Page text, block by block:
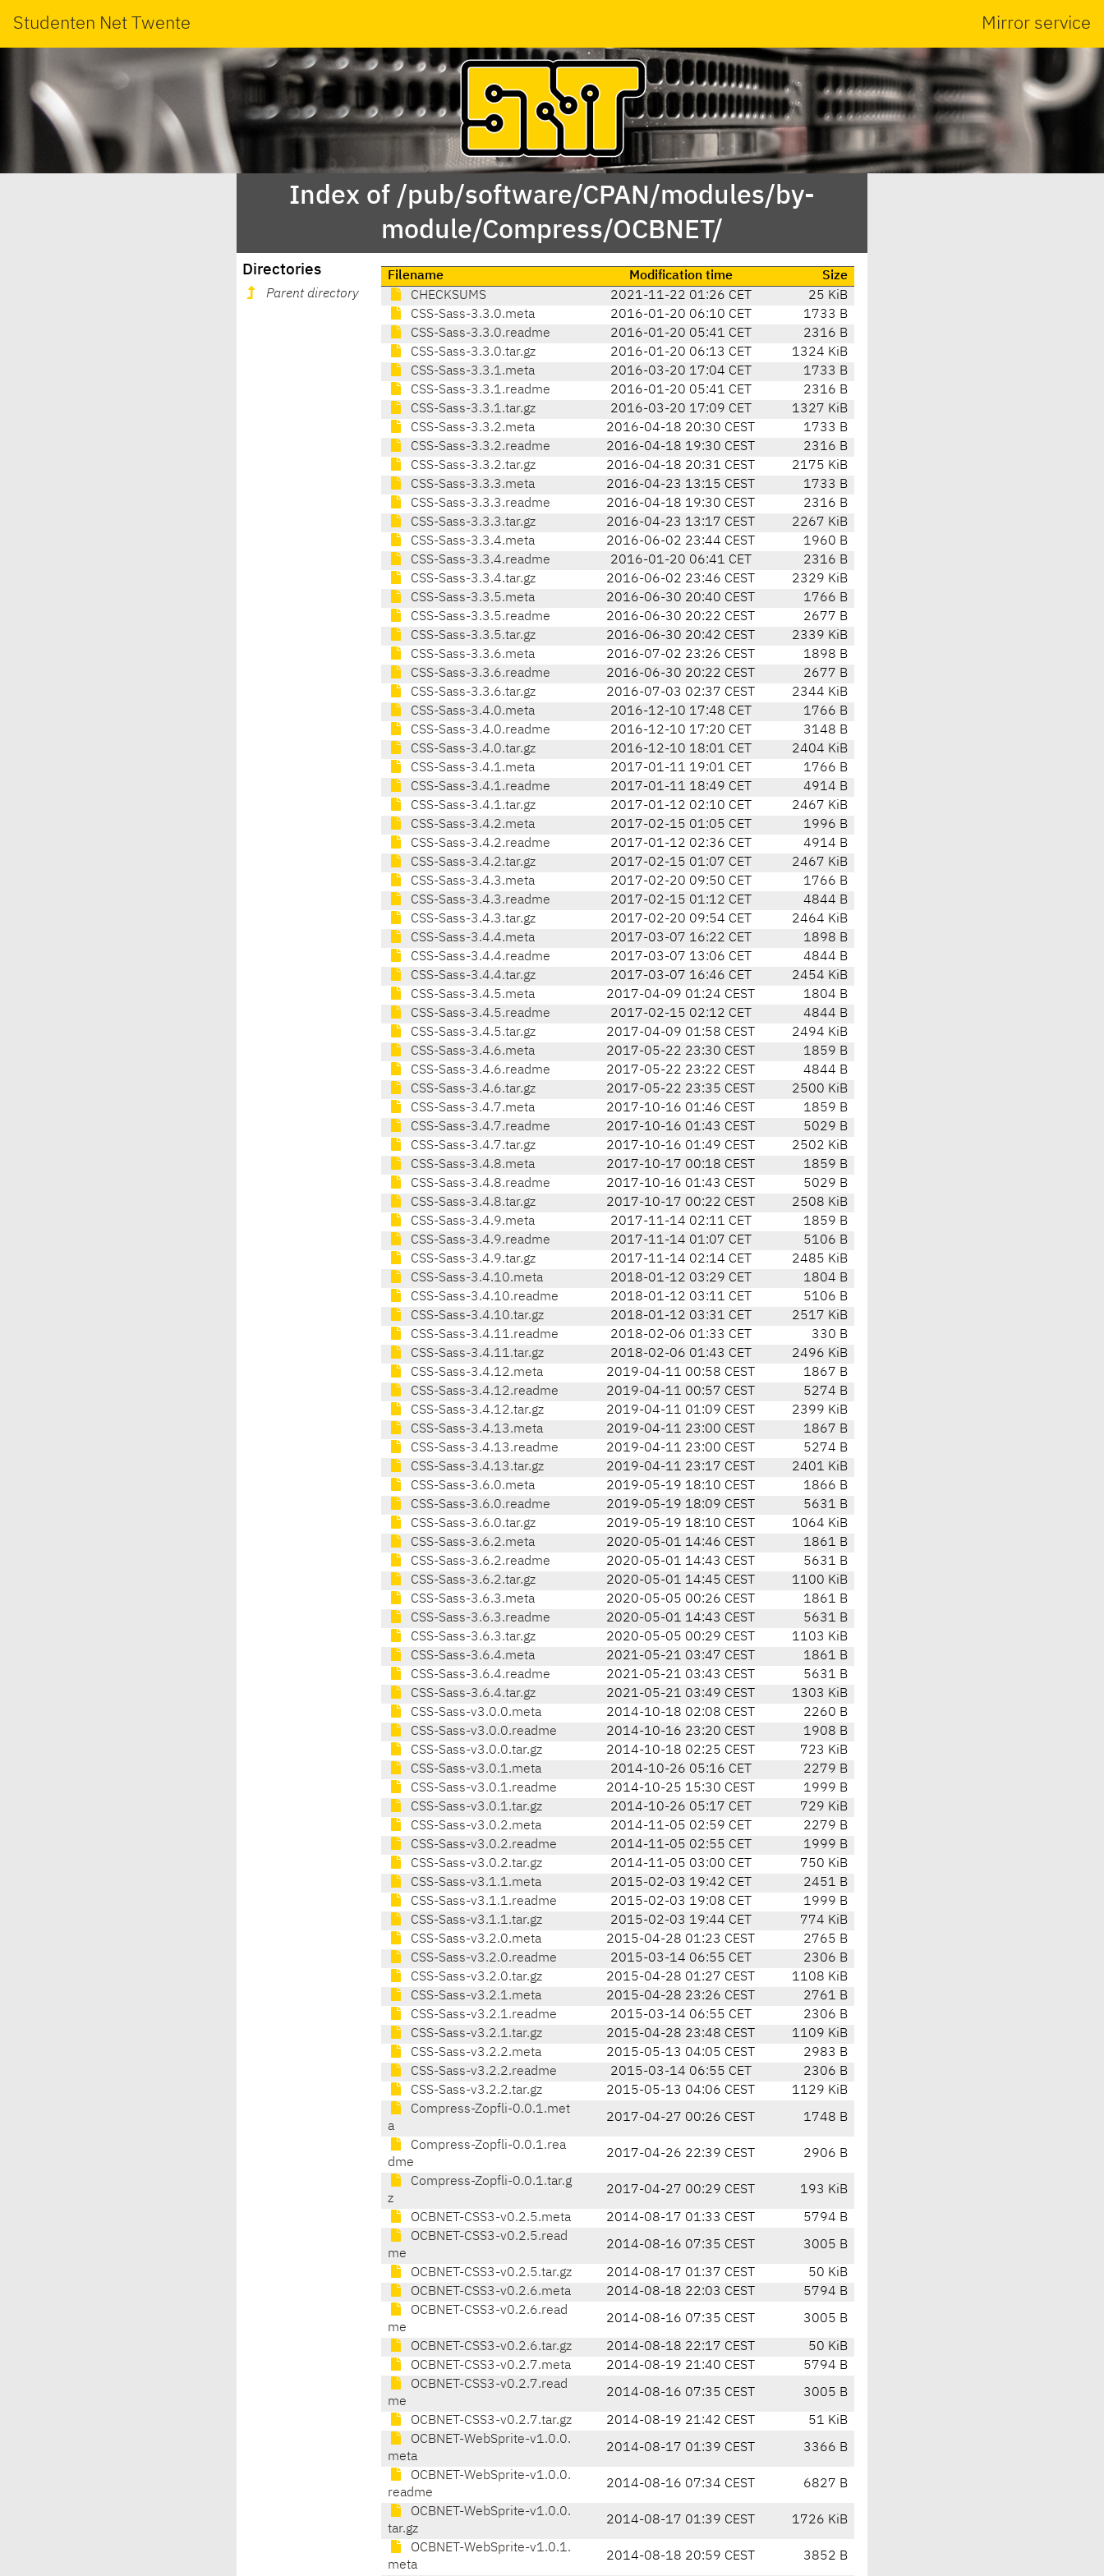
Studenten Net Twente Mirror service
Index of /pub/software/CPAN/modules/by-
module/Compress/OCBNET/
Directories
Parent directory
Filename Modification time
Size
CHECKSUMS
2021-11-22 01:26 CET
25 KiB
CSS-Sass-3.3.0.meta
2016-01-20 06:10 CET
1733 B
CSS-Sass-3.3.0.readme
2016-01-20 05:41 CET
2316 B
CSS-Sass-3.3.0.tar.gz
2016-01-20 06:13 CET
1324 KiB
CSS-Sass-3.3.1.meta
2016-03-20 17:04 CET
1733 B
CSS-Sass-3.3.1.readme
2016-01-20 05:41 CET
2316 B
CSS-Sass-3.3.1.tar.gz
2016-03-20 17:09 CET
1327 KiB
CSS-Sass-3.3.2.meta
2016-04-18 20:30 CEST
1733 B
CSS-Sass-3.3.2.readme
2016-04-18 19:30 CEST
2316 B
CSS-Sass-3.3.2.tar.gz
2016-04-18 20:31 CEST
2175 KiB
CSS-Sass-3.3.3.meta
2016-04-23 13:15 CEST
1733 B
CSS-Sass-3.3.3.readme
2016-04-18 19:30 CEST
2316 B
CSS-Sass-3.3.3.tar.gz
2016-04-23 13:17 CEST
2267 KiB
CSS-Sass-3.3.4.meta
2016-06-02 23:44 CEST
1960 B
CSS-Sass-3.3.4.readme
2016-01-20 06:41 CET
2316 B
CSS-Sass-3.3.4.tar.gz
2016-06-02 23:46 CEST
2329 KiB
CSS-Sass-3.3.5.meta
2016-06-30 20:40 CEST
1766 B
CSS-Sass-3.3.5.readme
2016-06-30 20:22 CEST
2677 B
CSS-Sass-3.3.5.tar.gz
2016-06-30 20:42 CEST
2339 KiB
CSS-Sass-3.3.6.meta
2016-07-02 23:26 CEST
1898 B
CSS-Sass-3.3.6.readme
2016-06-30 20:22 CEST
2677 B
CSS-Sass-3.3.6.tar.gz
2016-07-03 02:37 CEST
2344 KiB
CSS-Sass-3.4.0.meta
2016-12-10 17:48 CET
1766 B
CSS-Sass-3.4.0.readme
2016-12-10 17:20 CET
3148 B
CSS-Sass-3.4.0.tar.gz
2016-12-10 18:01 CET
2404 KiB
CSS-Sass-3.4.1.meta
2017-01-11 19:01 CET
1766 B
CSS-Sass-3.4.1.readme
2017-01-11 18:49 CET
4914 B
CSS-Sass-3.4.1.tar.gz
2017-01-12 02:10 CET
2467 KiB
CSS-Sass-3.4.2.meta
2017-02-15 01:05 CET
1996 B
CSS-Sass-3.4.2.readme
2017-01-12 02:36 CET
4914 B
CSS-Sass-3.4.2.tar.gz
2017-02-15 01:07 CET
2467 KiB
CSS-Sass-3.4.3.meta
2017-02-20 09:50 CET
1766 B
CSS-Sass-3.4.3.readme
2017-02-15 01:12 CET
4844 B
CSS-Sass-3.4.3.tar.gz
2017-02-20 09:54 CET
2464 KiB
CSS-Sass-3.4.4.meta
2017-03-07 16:22 CET
1898 B
CSS-Sass-3.4.4.readme
2017-03-07 13:06 CET
4844 B
CSS-Sass-3.4.4.tar.gz
2017-03-07 16:46 CET
2454 KiB
CSS-Sass-3.4.5.meta
2017-04-09 01:24 CEST
1804 B
CSS-Sass-3.4.5.readme
2017-02-15 02:12 CET
4844 B
CSS-Sass-3.4.5.tar.gz
2017-04-09 01:58 CEST
2494 KiB
CSS-Sass-3.4.6.meta
2017-05-22 23:30 CEST
1859 B
CSS-Sass-3.4.6.readme
2017-05-22 23:22 CEST
4844 B
CSS-Sass-3.4.6.tar.gz
2017-05-22 23:35 CEST
2500 KiB
CSS-Sass-3.4.7.meta
2017-10-16 01:46 CEST
1859 B
CSS-Sass-3.4.7.readme
2017-10-16 01:43 CEST
5029 B
CSS-Sass-3.4.7.tar.gz
2017-10-16 01:49 CEST
2502 KiB
CSS-Sass-3.4.8.meta
2017-10-17 00:18 CEST
1859 B
CSS-Sass-3.4.8.readme
2017-10-16 01:43 CEST
5029 B
CSS-Sass-3.4.8.tar.gz
2017-10-17 00:22 CEST
2508 KiB
CSS-Sass-3.4.9.meta
2017-11-14 02:11 CET
1859 B
CSS-Sass-3.4.9.readme
2017-11-14 01:07 CET
5106 B
CSS-Sass-3.4.9.tar.gz
2017-11-14 02:14 CET
2485 KiB
CSS-Sass-3.4.10.meta
2018-01-12 03:29 CET
1804 B
CSS-Sass-3.4.10.readme
2018-01-12 03:11 CET
5106 B
CSS-Sass-3.4.10.tar.gz
2018-01-12 03:31 CET
2517 KiB
CSS-Sass-3.4.11.readme
2018-02-06 01:33 CET
330 B
CSS-Sass-3.4.11.tar.gz
2018-02-06 01:43 CET
2496 KiB
CSS-Sass-3.4.12.meta
2019-04-11 00:58 CEST
1867 B
CSS-Sass-3.4.12.readme
2019-04-11 00:57 CEST
5274 B
CSS-Sass-3.4.12.tar.gz
2019-04-11 01:09 CEST
2399 KiB
CSS-Sass-3.4.13.meta
2019-04-11 23:00 CEST
1867 B
CSS-Sass-3.4.13.readme
2019-04-11 23:00 CEST
5274 B
CSS-Sass-3.4.13.tar.gz
2019-04-11 23:17 CEST
2401 KiB
CSS-Sass-3.6.0.meta
2019-05-19 18:10 CEST
1866 B
CSS-Sass-3.6.0.readme
2019-05-19 18:09 CEST
5631 B
CSS-Sass-3.6.0.tar.gz
2019-05-19 18:10 CEST
1064 KiB
CSS-Sass-3.6.2.meta
2020-05-01 14:46 CEST
1861 B
CSS-Sass-3.6.2.readme
2020-05-01 14:43 CEST
5631 B
CSS-Sass-3.6.2.tar.gz
2020-05-01 14:45 CEST
1100 KiB
CSS-Sass-3.6.3.meta
2020-05-05 00:26 CEST
1861 B
CSS-Sass-3.6.3.readme
2020-05-01 14:43 CEST
5631 B
CSS-Sass-3.6.3.tar.gz
2020-05-05 00:29 CEST
1103 KiB
CSS-Sass-3.6.4.meta
2021-05-21 03:47 CEST
1861 B
CSS-Sass-3.6.4.readme
2021-05-21 03:43 CEST
5631 B
CSS-Sass-3.6.4.tar.gz
2021-05-21 03:49 CEST
1303 KiB
CSS-Sass-v3.0.0.meta
2014-10-18 02:08 CEST
2260 B
CSS-Sass-v3.0.0.readme
2014-10-16 23:20 CEST
1908 B
CSS-Sass-v3.0.0.tar.gz
2014-10-18 02:25 CEST
723 KiB
CSS-Sass-v3.0.1.meta
2014-10-26 05:16 CET
2279 B
CSS-Sass-v3.0.1.readme
2014-10-25 15:30 CEST
1999 B
CSS-Sass-v3.0.1.tar.gz
2014-10-26 05:17 CET
729 KiB
CSS-Sass-v3.0.2.meta
2014-11-05 02:59 CET
2279 B
CSS-Sass-v3.0.2.readme
2014-11-05 02:55 CET
1999 B
CSS-Sass-v3.0.2.tar.gz
2014-11-05 03:00 CET
750 KiB
CSS-Sass-v3.1.1.meta
2015-02-03 19:42 CET
2451 B
CSS-Sass-v3.1.1.readme
2015-02-03 19:08 CET
1999 B
CSS-Sass-v3.1.1.tar.gz
2015-02-03 19:44 CET
774 KiB
CSS-Sass-v3.2.0.meta
2015-04-28 01:23 CEST
2765 B
CSS-Sass-v3.2.0.readme
2015-03-14 06:55 CET
2306 B
CSS-Sass-v3.2.0.tar.gz
2015-04-28 01:27 CEST
1108 KiB
CSS-Sass-v3.2.1.meta
2015-04-28 23:26 CEST
2761 B
CSS-Sass-v3.2.1.readme
2015-03-14 06:55 CET
2306 B
CSS-Sass-v3.2.1.tar.gz
2015-04-28 23:48 CEST
1109 KiB
CSS-Sass-v3.2.2.meta
2015-05-13 04:05 CEST
2983 B
CSS-Sass-v3.2.2.readme
2015-03-14 06:55 CET
2306 B
CSS-Sass-v3.2.2.tar.gz
2015-05-13 04:06 CEST
1129 KiB
Compress-Zopfli-0.0.1.met
a
2017-04-27 00:26 CEST 1748 B
Compress-Zopfli-0.0.1.rea
dme
2017-04-26 22:39 CEST 2906 B
Compress-Zopfli-0.0.1.tar.g
z
2017-04-27 00:29 CEST 193 KiB
OCBNET-CSS3-v0.2.5.meta 2014-08-17 01:33 CEST
5794 B
OCBNET-CSS3-v0.2.5.read
me
2014-08-16 07:35 CEST 3005 B
OCBNET-CSS3-v0.2.5.tar.gz 2014-08-17 01:37 CEST
50 KiB
OCBNET-CSS3-v0.2.6.meta
2014-08-18 22:03 CEST
5794 B
OCBNET-CSS3-v0.2.6.read
me
2014-08-16 07:35 CEST 3005 B
OCBNET-CSS3-v0.2.6.tar.gz 2014-08-18 22:17 CEST
50 KiB
OCBNET-CSS3-v0.2.7.meta
2014-08-19 21:40 CEST
5794 B
OCBNET-CSS3-v0.2.7.read
me
2014-08-16 07:35 CEST 3005 B
OCBNET-CSS3-v0.2.7.tar.gz 2014-08-19 21:42 CEST
51 KiB
OCBNET-WebSprite-v1.0.0.
meta
2014-08-17 01:39 CEST 3366 B
OCBNET-WebSprite-v1.0.0.
readme
2014-08-16 07:34 CEST 6827 B
OCBNET-WebSprite-v1.0.0.
tar.gz
2014-08-17 01:39 CEST 1726 KiB
OCBNET-WebSprite-v1.0.1.
meta
2014-08-18 20:59 CEST 3852 B